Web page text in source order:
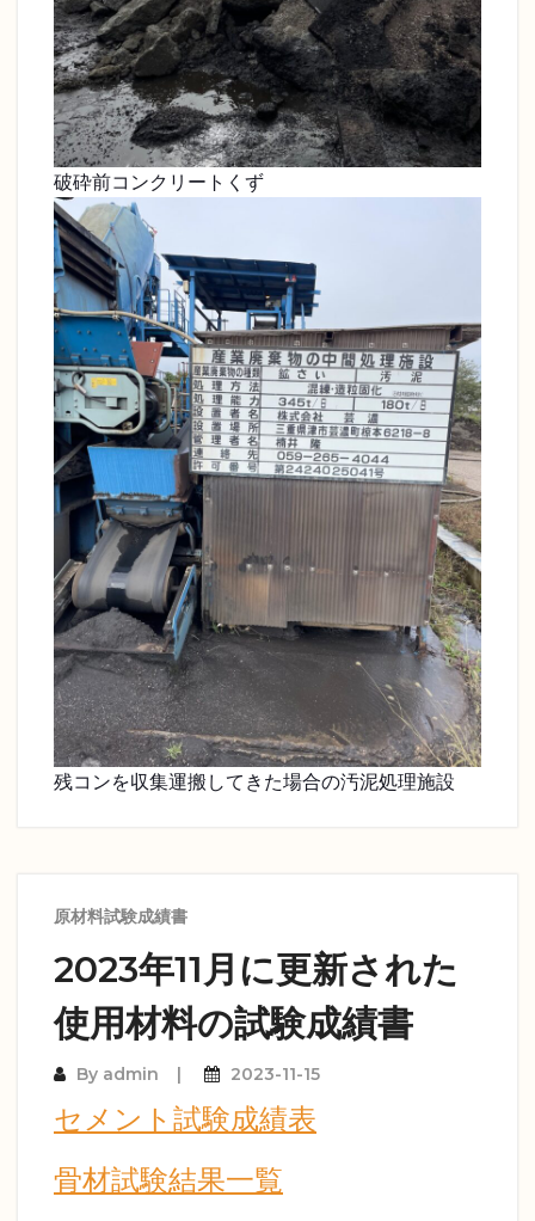
破砕前コンクリートくず
残コンを収集運搬してきた場合の汚泥処理施設
原材料試験成績書
2023年11月に更新された
使用材料の試験成績書
By admin 2023-11-15
セメント試験成績表
骨材試験結果一覧